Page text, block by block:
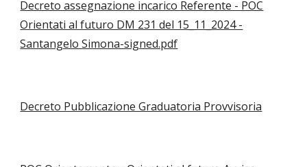
Decreto assegnazione incarico Referente - POC
Orientati al futuro DM 231 del 15_11_2024 -
Santangelo Simona-signed.pdf
Decreto Pubblicazione Graduatoria Provvisoria